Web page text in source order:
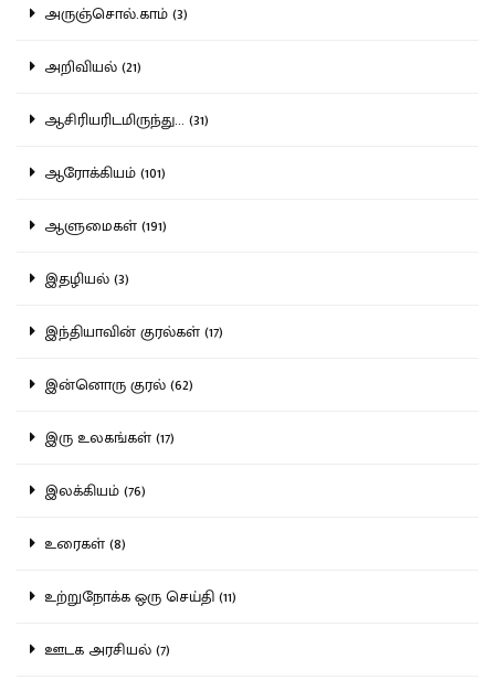
அருஞ்சொல்.காம் (3)
அறிவியல் (21)
ஆசிரியரிடமிருந்து... (31)
ஆரோக்கியம் (101)
ஆளுமைகள் (191)
இதழியல் (3)
இந்தியாவின் குரல்கள் (17)
இன்னொரு குரல் (62)
இரு உலகங்கள் (17)
இலக்கியம் (76)
உரைகள் (8)
உற்றுநோக்க ஒரு செய்தி (11)
ஊடக அரசியல் (7)